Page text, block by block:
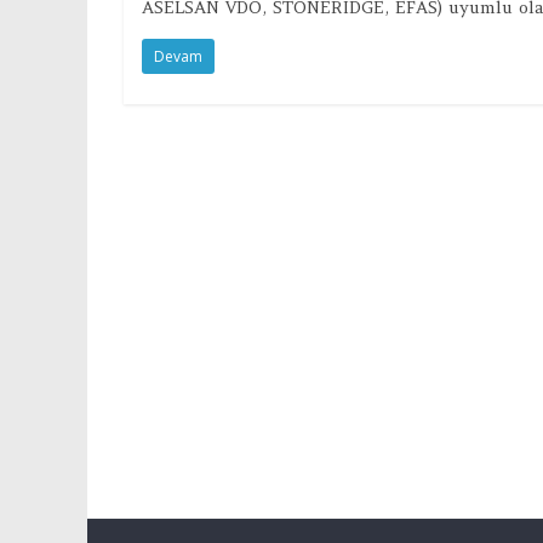
ASELSAN VDO, STONERIDGE, EFAS) uyumlu
Devam